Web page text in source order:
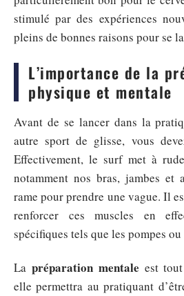
stimulé par des expériences
pleins de bonnes raisons pour se
L’importance de la
physique et mentale
Avant de se lancer dans la
autre sport de glisse, vous
Effectivement, le surf met à
notamment nos bras, jambes et
rame pour prendre une vague. Il
renforcer ces muscles en
spécifiques tels que les pompes
La préparation mentale est
elle permettra au pratiquant